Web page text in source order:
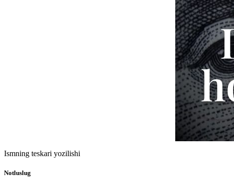
Ismning teskari yozilishi
Notluslug